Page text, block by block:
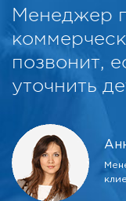
Менеджер
позвонит,
уточнить